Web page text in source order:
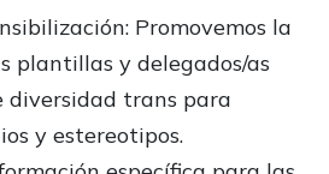
Promovemos la
plantillas y delegados/as
diversidad trans para
y estereotipos.